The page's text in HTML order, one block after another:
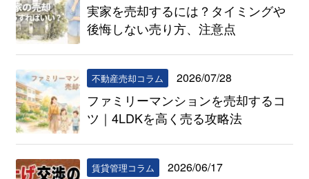
実家を売却するには？タイミングや
後悔しない売り方、注意点
不動産売却コラム 2026/07/28
ファミリーマンションを売却するコ
ツ｜4LDKを高く売る攻略法
賃貸管理コラム 2026/06/17